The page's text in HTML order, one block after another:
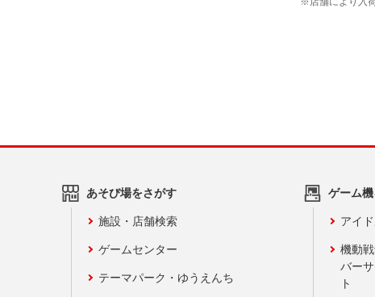
あそび場をさがす
施設・店舗検索
ゲームセンター
テーマパーク・ゆうえんち
ゲーム
アイ
機動
バー
ト